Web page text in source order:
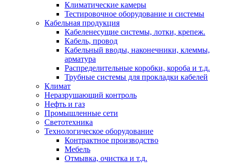
Климатические камеры
Тестировочное оборудование и системы
Кабельная продукция
Кабеленесущие системы, лотки, крепеж.
Кабель, провод
Кабельный вводы, наконечники, клеммы,
арматура
Распределительные коробки, короба и т.д.
Трубные системы для прокладки кабелей
Климат
Неразрушающий контроль
Нефть и газ
Промышленные сети
Светотехника
Технологическое оборудование
Контрактное производство
Мебель
Отмывка, очистка и т.д.